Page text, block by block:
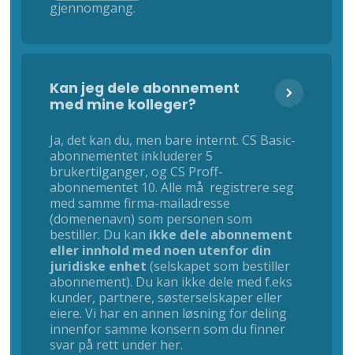
gjennomgang.
Kan jeg dele abonnement
med mine kolleger?
Ja, det kan du, men bare internt. CS Basic-
abonnementet inkluderer 5
brukertilganger, og CS Proff-
abonnementet 10. Alle må registrere seg
med samme firma-mailadresse
(domenenavn) som personen som
bestiller. Du kan ikke dele abonnement
eller innhold med noen utenfor din
juridiske enhet (selskapet som bestiller
abonnement). Du kan ikke dele med f.eks
kunder, partnere, søsterselskaper eller
eiere. Vi har en annen løsning for deling
innenfor samme konsern som du finner
svar på rett under her.